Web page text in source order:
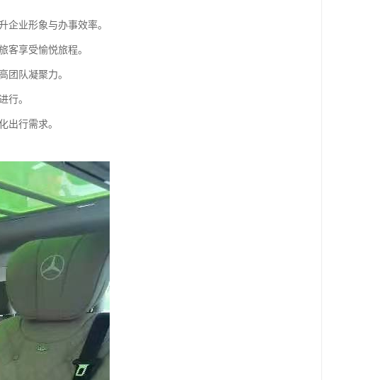
企业形象与办事效率。
客享受愉悦旅程。
团队凝聚力。
行。
出行需求。